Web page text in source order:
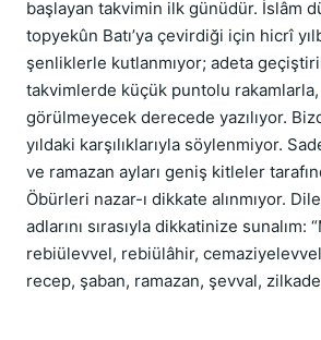
başlayan takvimin ilk günüdür. İslâm
topyekûn Batı’ya çevirdiği için hicrî
şenliklerle kutlanmıyor; adeta
takvimlerde küçük puntolu
görülmeyecek derecede yazılıyor.
yıldaki karşılıklarıyla söylenmiyor.
ve ramazan ayları geniş kitleler
Öbürleri nazar-ı dikkate alınmıyor.
adlarını sırasıyla dikkatinize sunalım:
rebiülevvel, rebiülâhir,
recep, şaban, ramazan, şevval,